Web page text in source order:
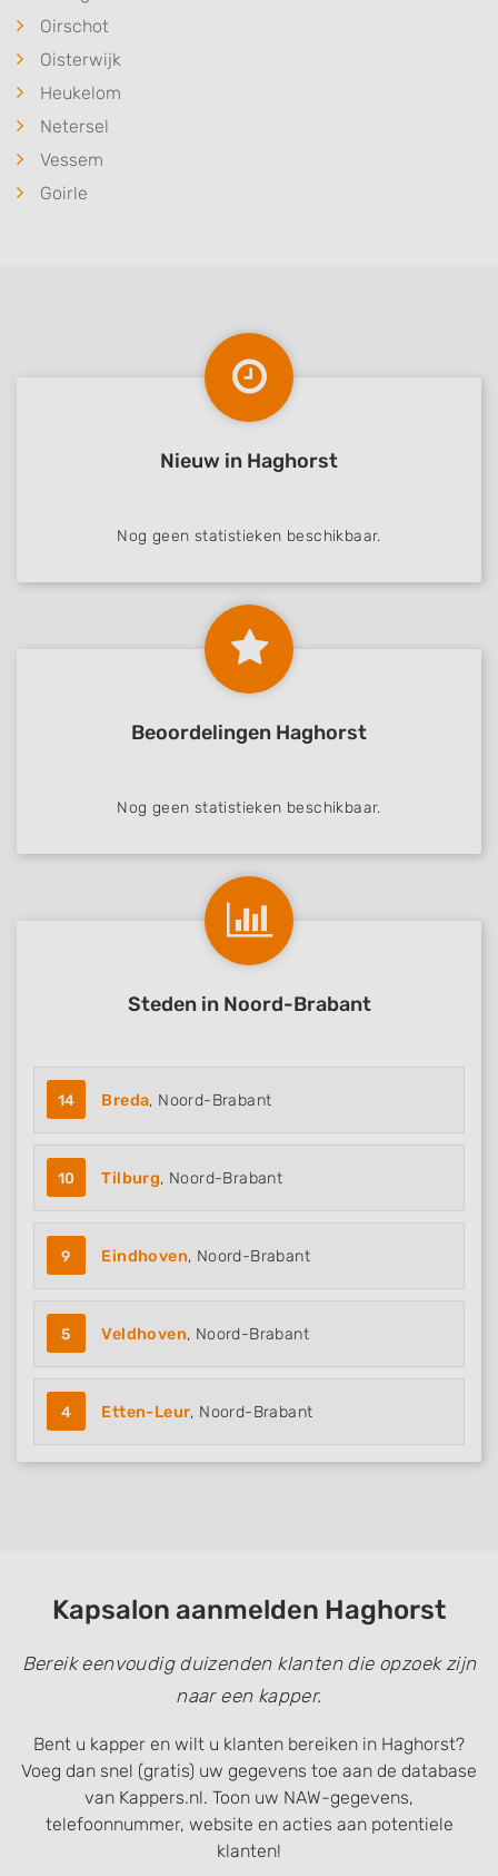
Oirschot
Oisterwijk
Heukelom
Netersel
Vessem
Goirle
Nieuw in Haghorst
Nog geen statistieken beschikbaar.
Beoordelingen Haghorst
Nog geen statistieken beschikbaar.
Steden in Noord-Brabant
14 Breda, Noord-Brabant
10 Tilburg, Noord-Brabant
9 Eindhoven, Noord-Brabant
5 Veldhoven, Noord-Brabant
4 Etten-Leur, Noord-Brabant
Kapsalon aanmelden Haghorst
Bereik eenvoudig duizenden klanten die opzoek zijn
naar een kapper.
Bent u kapper en wilt u klanten bereiken in Haghorst?
Voeg dan snel (gratis) uw gegevens toe aan de database
van Kappers.nl. Toon uw NAW-gegevens,
telefoonnummer, website en acties aan potentiele
klanten!